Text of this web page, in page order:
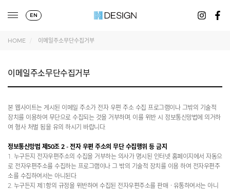
EN
HOME 이메일주소무단수집거부
이메일주소무단수집거부
본 웹사이트는 게시된 이메일 주소가 전자 우편 주소 수집 프로그램이나 그밖의 기술적
장치를 이용하여 무단으로 수집되는 것을 거부하며, 이를 위반 시 정보통신망법에 의거하
여 형사 처벌 됨을 유의 하시기 바랍니다.
정보통신망법 제50조 2 - 전자 우편 주소의 무단 수집행위 등 금지
1. 누구든지 전자우편주소의 수집을 거부하는 의사가 명시된 인터넷 홈페이지에서 자동으
로 전자우편주소를 수집하는 프로그램이나 그 밖의 기술적 장치를 이용 하여 전자우편주
소를 수집하여서는 아니된다.
2. 누구든지 제1항의 규정을 위반하여 수집된 전자우편주소를 판매ㆍ유통하여서는 아니